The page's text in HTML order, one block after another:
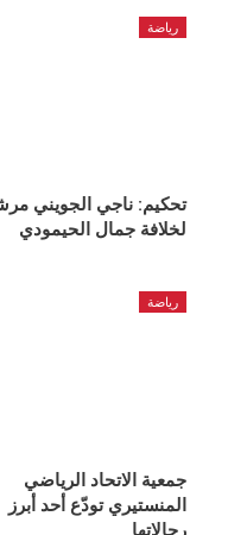
رياضة
تحكيم: ناجي الجويني
لخلافة جمال الحيمودي
رياضة
جمعية الاتحاد الرياضي
المنستيري تودّع أحد أبرز
رجالاتها